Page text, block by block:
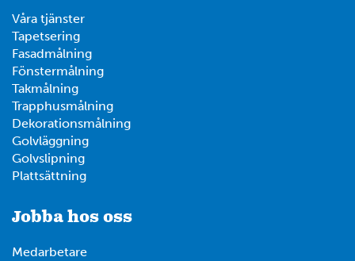
Våra tjänster
Tapetsering
Fasadmålning
Fönstermålning
Takmålning
Trapphusmålning
Dekorationsmålning
Golvläggning
Golvslipning
Plattsättning
Jobba hos oss
Medarbetare